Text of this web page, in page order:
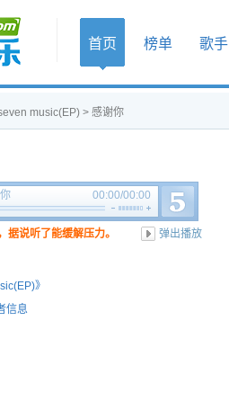
首页 榜单 歌手
music(EP) > 感谢你
00:00/00:00
据说听了能缓解压力。 弹出播放
》
信息